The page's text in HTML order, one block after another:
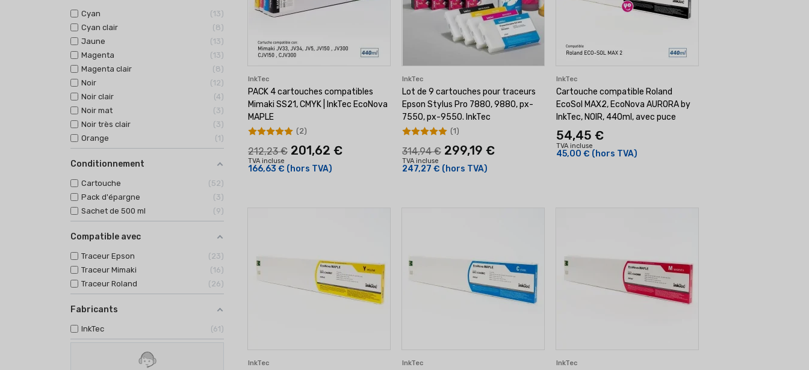
Cyan
13
Cyan clair
8
Jaune
13
Magenta
13
Magenta clair
8
Noir
12
Noir clair
4
Noir mat
3
Noir très clair
3
Orange
1
Conditionnement
Cartouche
52
Pack d'épargne
3
Sachet de 500 ml
9
Compatible avec
Traceur Epson
23
Traceur Mimaki
16
Traceur Roland
26
Fabricants
InkTec 61
InkTec
PACK 4 cartouches compatibles
Mimaki SS21, CMYK | InkTec EcoNova
MAPLE
212,23 € 201,62 €
TVA incluse
166,63 € (hors TVA)
(2)
InkTec
Lot de 9 cartouches pour traceurs
Epson Stylus Pro 7880, 9880, px-
7550, px-9550. InkTec
314,94 € 299,19 €
TVA incluse
247,27 € (hors TVA)
(1)
InkTec
Cartouche compatible Roland
EcoSol MAX2, EcoNova AURORA by
InkTec, NOIR, 440ml, avec puce
54,45 €
TVA incluse
45,00 € (hors TVA)
InkTec InkTec InkTec